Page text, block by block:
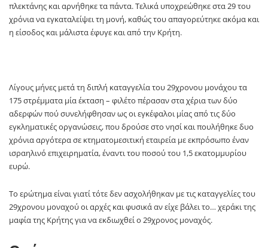
πλεκτάνης και αρνήθηκε τα πάντα. Τελικά υποχρεώθηκε στα 29 του
χρόνια να εγκαταλείψει τη μονή, καθώς του απαγορεύτηκε ακόμα και
η είσοδος και μάλιστα έφυγε και από την Κρήτη.
Λίγους μήνες μετά τη διπλή καταγγελία του 29χρονου μονάχου τα
175 στρέμματα μία έκταση – φιλέτο πέρασαν στα χέρια των δύο
αδερφών πού συνελήφθησαν ως οι εγκέφαλοι μίας από τις δύο
εγκληματικές οργανώσεις, που δρούσε στο νησί και πουλήθηκε δυο
χρόνια αργότερα σε κτηματομεσιτική εταιρεία με εκπρόσωπο έναν
ισραηλινό επιχειρηματία, έναντι του ποσού του 1,5 εκατομμυρίου
ευρώ.
Το ερώτημα είναι γιατί τότε δεν ασχολήθηκαν με τις καταγγελίες του
29χρονου μοναχού οι αρχές και φυσικά αν είχε βάλει το… χεράκι της
μαφία της Κρήτης για να εκδιωχθεί ο 29χρονος μοναχός.